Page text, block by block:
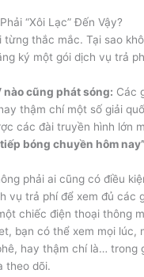
“Xôi Lạc” Đến Vậy?
thắc mắc. Tại sao
ký một gói dịch vụ trả
nào cũng phát sóng: Các
thậm chí một số giải
các đài truyền hình lớn
bóng chuyền hôm nay”
phải ai cũng có điều
vụ trả phí để xem đủ các
chiếc điện thoại thông
bạn có thể xem mọi lúc,
hay thậm chí là… trong
theo dõi.